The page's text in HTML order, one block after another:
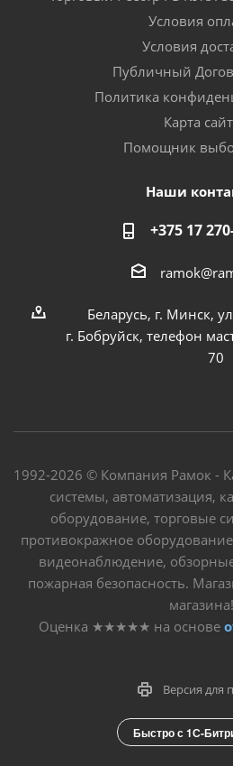
Условия
Условия
Публичный
Политика
Карта
Помощник
Наши
+375 17
Беларусь, г. Минск,
г. Бобруйск, телефон
70
1992-2026 © Компания Рамок -
системы, автоматизация,
оборудование, торговые
противокражное
видеонаблюдение,
пожарная безопасность.
магазина!
Оценка ★★★★★ на основе
Версия для
Быстро с 1С-